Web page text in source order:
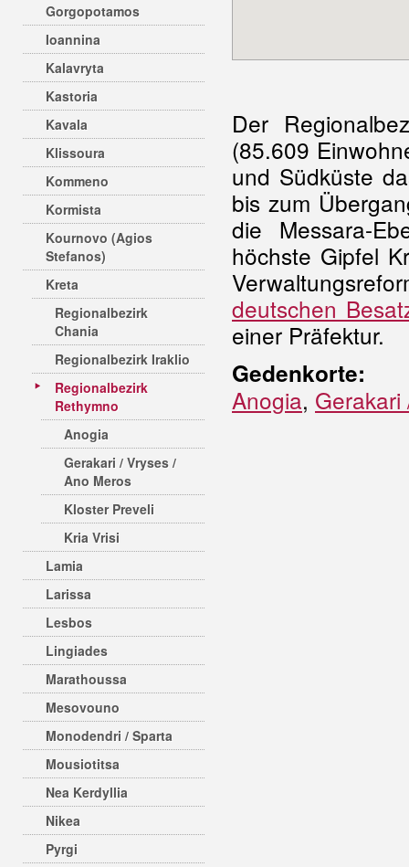
Gorgopotamos
Ioannina
Kalavryta
Kastoria
Kavala
Klissoura
Kommeno
Kormista
Kournovo (Agios
Stefanos)
Kreta
Regionalbezirk
Chania
Regionalbezirk Iraklio
Regionalbezirk
Rethymno
Anogia
Gerakari / Vryses /
Ano Meros
Kloster Preveli
Kria Vrisi
Lamia
Larissa
Lesbos
Lingiades
Marathoussa
Mesovouno
Monodendri / Sparta
Mousiotitsa
Nea Kerdyllia
Nikea
Pyrgi
Der
(85.609
und Südküste
bis zum
die Messara-
höchste Gipfel
deutschen
einer Präfektur.
Gedenkorte:
Anogia,